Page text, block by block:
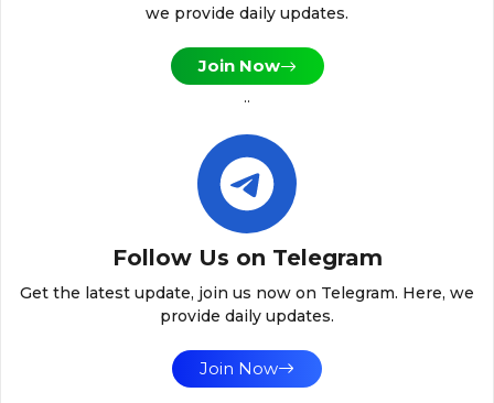
we provide daily updates.
Join Now
..
Follow Us on Telegram
Get the latest update, join us now on Telegram. Here, we
provide daily updates.
Join Now